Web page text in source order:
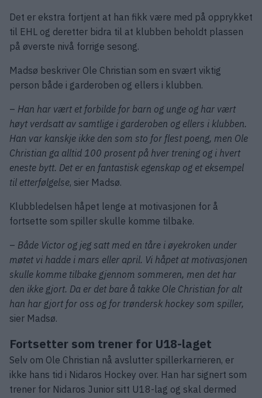
Det er ekstra fortjent at han fikk være med på opprykket
til EHL og deretter bidra til at klubben beholdt plassen
på øverste nivå forrige sesong.
Madsø beskriver Ole Christian som en svært viktig
person både i garderoben og ellers i klubben.
– Han har vært et forbilde for barn og unge og har vært
høyt verdsatt av samtlige i garderoben og ellers i klubben.
Han var kanskje ikke den som sto for flest poeng, men Ole
Christian ga alltid 100 prosent på hver trening og i hvert
eneste bytt. Det er en fantastisk egenskap og et eksempel
til etterfølgelse, sier Madsø.
Klubbledelsen håpet lenge at motivasjonen for å
fortsette som spiller skulle komme tilbake.
– Både Victor og jeg satt med en tåre i øyekroken under
møtet vi hadde i mars eller april. Vi håpet at motivasjonen
skulle komme tilbake gjennom sommeren, men det har
den ikke gjort. Da er det bare å takke Ole Christian for alt
han har gjort for oss og for trøndersk hockey som spiller,
sier Madsø.
Fortsetter som trener for U18-laget
Selv om Ole Christian nå avslutter spillerkarrieren, er
ikke hans tid i Nidaros Hockey over. Han har signert som
trener for Nidaros Junior sitt U18-lag og skal dermed